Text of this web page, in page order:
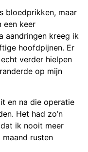
bloedprikken, maar
een keer
aandringen kreeg ik
hoofdpijnen. Er
verder hielpen
op mijn
en na die operatie
Het had zo’n
ik nooit meer
rusten